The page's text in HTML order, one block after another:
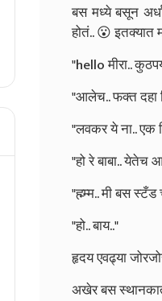
बस मध्ये बसून
होतं.. 😮 इतक्यात
"hello मीरा..
"आलेच.. फक्त दहा
"लवकर ये ना.. एक
"हो रे बाबा.. येतेच
"ह्म्म्म.. मी बस
"हो.. बाय.."
हृदय एवढ्या
अखेर बस